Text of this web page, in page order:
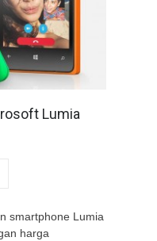
Lumia
smartphone Lumia
harga